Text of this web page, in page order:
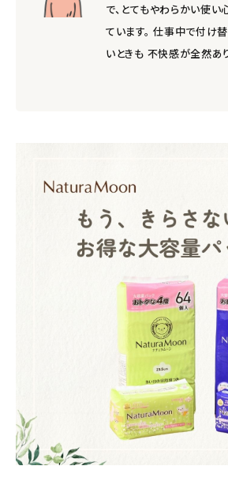
で、とてもやわらかい使
ています。 仕事中で付け
いときも 不快感が全然あ